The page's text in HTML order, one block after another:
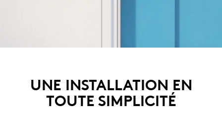
UNE INSTALLATION EN
TOUTE SIMPLICITÉ